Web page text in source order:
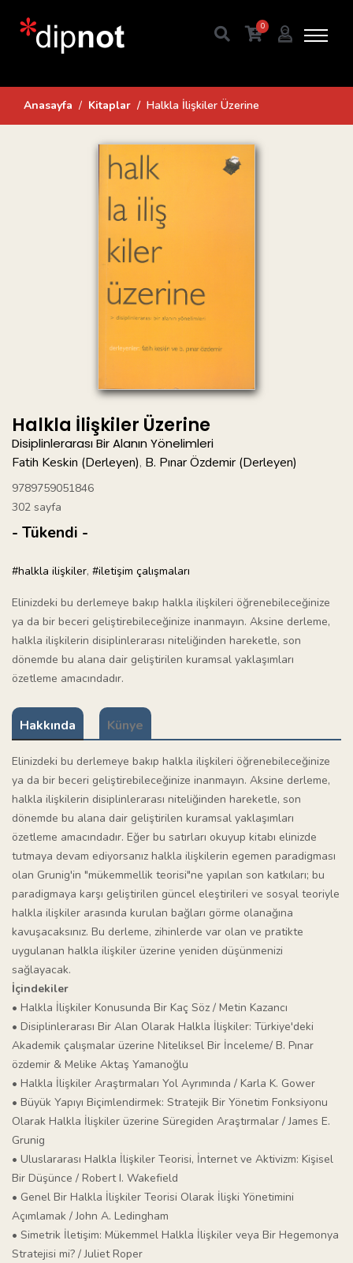
0
Anasayfa Kitaplar Halkla İlişkiler Üzerine
Halkla İlişkiler Üzerine
Disiplinlerarası Bir Alanın Yönelimleri
Fatih Keskin (Derleyen), B. Pınar Özdemir (Derleyen)
9789759051846
302 sayfa
- Tükendi -
#halkla ilişkiler, #iletişim çalışmaları
Elinizdeki bu derlemeye bakıp halkla ilişkileri öğrenebileceğinize
ya da bir beceri geliştirebileceğinize inanmayın. Aksine derleme,
halkla ilişkilerin disiplinlerarası niteliğinden hareketle, son
dönemde bu alana dair geliştirilen kuramsal yaklaşımları
özetleme amacındadır.
Hakkında Künye
Elinizdeki bu derlemeye bakıp halkla ilişkileri öğrenebileceğinize
ya da bir beceri geliştirebileceğinize inanmayın. Aksine derleme,
halkla ilişkilerin disiplinlerarası niteliğinden hareketle, son
dönemde bu alana dair geliştirilen kuramsal yaklaşımları
özetleme amacındadır. Eğer bu satırları okuyup kitabı elinizde
tutmaya devam ediyorsanız halkla ilişkilerin egemen paradigması
olan Grunig'in "mükemmellik teorisi"ne yapılan son katkıları; bu
paradigmaya karşı geliştirilen güncel eleştirileri ve sosyal teoriyle
halkla ilişkiler arasında kurulan bağları görme olanağına
kavuşacaksınız. Bu derleme, zihinlerde var olan ve pratikte
uygulanan halkla ilişkiler üzerine yeniden düşünmenizi
sağlayacak.
İçindekiler
• Halkla İlişkiler Konusunda Bir Kaç Söz / Metin Kazancı
• Disiplinlerarası Bir Alan Olarak Halkla İlişkiler: Türkiye'deki
Akademik çalışmalar üzerine Niteliksel Bir İnceleme/ B. Pınar
özdemir & Melike Aktaş Yamanoğlu
• Halkla İlişkiler Araştırmaları Yol Ayrımında / Karla K. Gower
• Büyük Yapıyı Biçimlendirmek: Stratejik Bir Yönetim Fonksiyonu
Olarak Halkla İlişkiler üzerine Süregiden Araştırmalar / James E.
Grunig
• Uluslararası Halkla İlişkiler Teorisi, İnternet ve Aktivizm: Kişisel
Bir Düşünce / Robert I. Wakefield
• Genel Bir Halkla İlişkiler Teorisi Olarak İlişki Yönetimini
Açımlamak / John A. Ledingham
• Simetrik İletişim: Mükemmel Halkla İlişkiler veya Bir Hegemonya
Stratejisi mi? / Juliet Roper